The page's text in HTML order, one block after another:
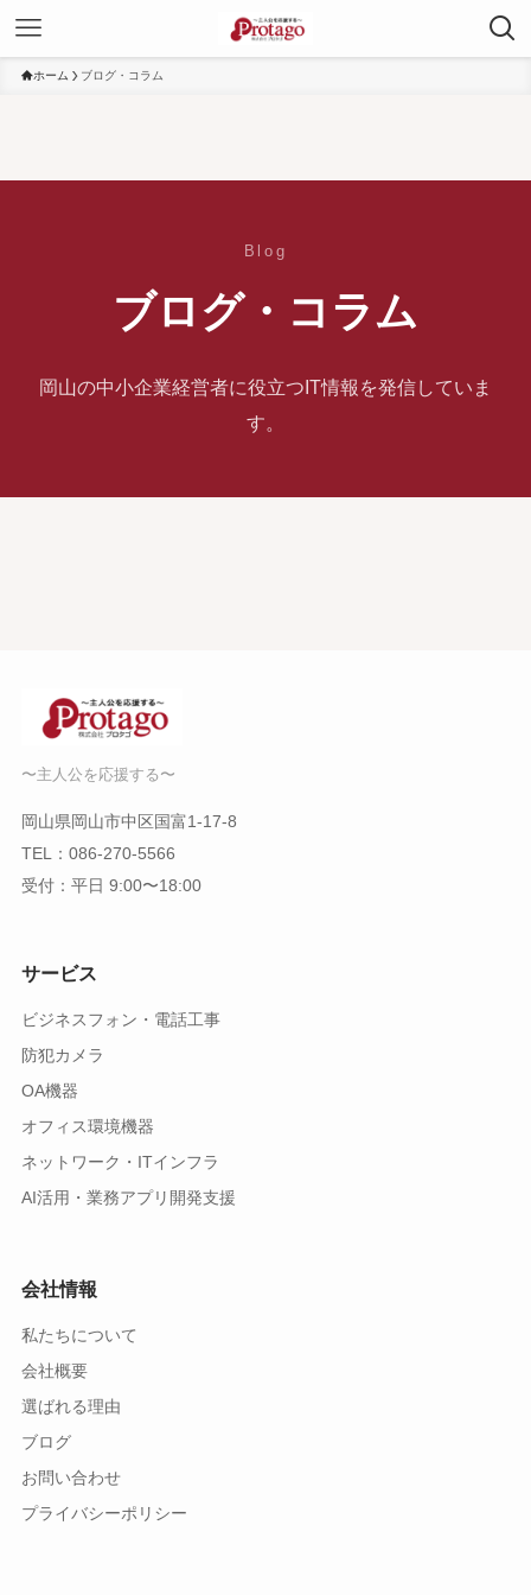
ホーム ブログ・コラム
Blog
ブログ・コラム
岡山の中小企業経営者に役立つIT情報を発信していま
す。
〜主人公を応援する〜
岡山県岡山市中区国富1-17-8
TEL： 086-270-5566
受付：平日 9:00〜18:00
サービス
ビジネスフォン・電話工事
防犯カメラ
OA機器
オフィス環境機器
ネットワーク・ITインフラ
AI活用・業務アプリ開発支援
会社情報
私たちについて
会社概要
選ばれる理由
ブログ
お問い合わせ
プライバシーポリシー